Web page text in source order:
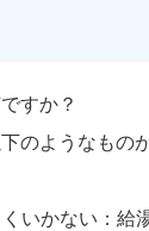
すか？
のようなもの
いかない：